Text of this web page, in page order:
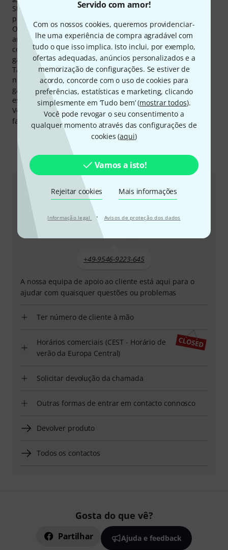
Servido com amor!
Com os nossos cookies, queremos providenciar-
lhe uma experiência de compra agradável com
tudo o que isso implica. Isto inclui, por exemplo,
ofertas adequadas, anúncios personalizados e a
memorização de configurações. Se estiver de
acordo, concorde com o uso de cookies para
preferências, estatísticas e marketing, clicando
simplesmente em ‘Tudo bem’ (mostrar todos).
Você pode revogar o seu consentimento a
qualquer momento através das configurações de
cookies (aqui)
Vamos a isto!
Rejeitar cookies Mais informações
Informação legal · Avisos de proteção dos dados
Stumpfl é
AV Stumpfl Vario32 365x210 FP 16:9
produtos já foram vendidos mais de 500.
O fabricante concede a todos os produtos de AV Stumpfl 2
anos de garantia. Nós prolongamos a garantia e
concedemos aos nossos clientes três anos completos de
garantia.
Também aos produtos de AV Stumpfl lhe concedemos a
nossa garantia 30-dias-devolução-do-dinheiro, 3 anos de
garantia e muito mais serviços adicionais como
especialistas competentes, serviços no local e muito mais.
Você pode encontrar mais informações acerca do
fabricante emhttp://www.avstumpfl.com/
Eis como pode contactar-nos
Atendimento ao Cliente Portugal
+49-9546-9223-645
A nossa equipa de apoio ao cliente está aqui para o
ajudar com quaisquer questões ou problemas
Ter número de cliente à mão
Horários comerciais (CEST - Horário de
verão da Europa Central)
Solicitar devolução da chamada
Outras formas de entrar em contacto connosco
Devolver produto
Todos os contactos
Gosta do que vê?
Partilhar Ajuda e feedback